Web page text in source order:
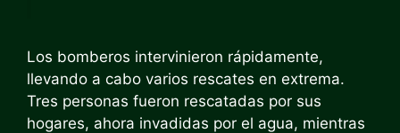
Los bomberos intervinieron rápidamente,
llevando a cabo varios rescates en extrema.
Tres personas fueron rescatadas por sus
hogares, ahora invadidas por el agua, mientras